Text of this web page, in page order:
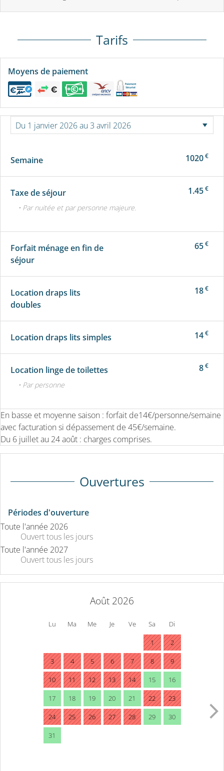
Tarifs
Moyens de paiement
Semaine 1020€
Taxe de séjour 1.45€
• Par nuitée et par personne majeure.
Forfait ménage en fin de
séjour
65€
Location draps lits
doubles
18€
Location draps lits simples 14€
Location linge de toilettes 8€
• Par personne
En basse et moyenne saison : forfait de14€/personne/semaine
avec facturation si dépassement de 45€/semaine.
Du 6 juillet au 24 août : charges comprises.
Ouvertures
Périodes d'ouverture
Toute l'année 2026
Ouverttous les jours
Toute l'année 2027
Ouverttous les jours
Août 2026
Lu Ma Me Je Ve Sa Di
1 2
3 4 5 6 7 8 9
10 11 12 13 14 15 16
17 18 19 20 21 22 23
24 25 26 27 28 29 30
31